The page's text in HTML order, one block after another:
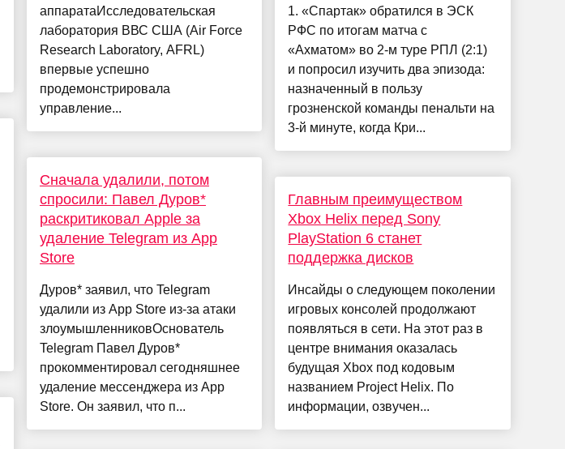
аппаратаИсследовательская
лаборатория ВВС США (Air Force
Research Laboratory, AFRL)
впервые успешно
продемонстрировала
управление...
Сначала удалили, потом
спросили: Павел Дуров*
раскритиковал Apple за
удаление Telegram из App
Store
Дуров* заявил, что Telegram
удалили из App Store из-за атаки
злоумышленниковОснователь
Telegram Павел Дуров*
прокомментировал сегодняшнее
удаление мессенджера из App
Store. Он заявил, что п...
1. «Спартак» обратился в ЭСК
РФС по итогам матча с
«Ахматом» во 2-м туре РПЛ (2:1)
и попросил изучить два эпизода:
назначенный в пользу
грозненской команды пенальти на
3-й минуте, когда Кри...
Главным преимуществом
Xbox Helix перед Sony
PlayStation 6 станет
поддержка дисков
Инсайды о следующем поколении
игровых консолей продолжают
появляться в сети. На этот раз в
центре внимания оказалась
будущая Xbox под кодовым
названием Project Helix. По
информации, озвучен...